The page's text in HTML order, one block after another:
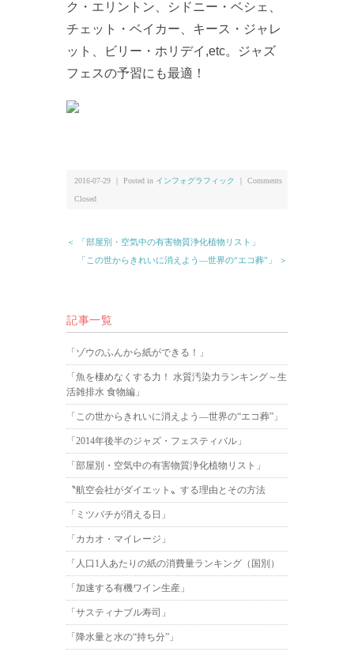
ク・エリントン、シドニー・ベシェ、
チェット・ベイカー、キース・ジャレ
ット、ビリー・ホリデイ,etc。ジャズ
フェスの予習にも最適！
2016-07-29 ｜ Posted in インフォグラフィック Comments
Closed
＜ 「部屋別・空気中の有害物質浄化植物リスト」
「この世からきれいに消えよう―世界の“エコ葬”」 ＞
記事一覧
「ゾウのふんから紙ができる！」
「魚を棲めなくする力！ 水質汚染力ランキング～生
活雑排水 食物編」
「この世からきれいに消えよう―世界の“エコ葬”」
「2014年後半のジャズ・フェスティバル」
「部屋別・空気中の有害物質浄化植物リスト」
〝航空会社がダイエット〟する理由とその方法
「ミツバチが消える日」
「カカオ・マイレージ」
「人口1人あたりの紙の消費量ランキング（国別）
「加速する有機ワイン生産」
「サスティナブル寿司」
「降水量と水の“持ち分”」